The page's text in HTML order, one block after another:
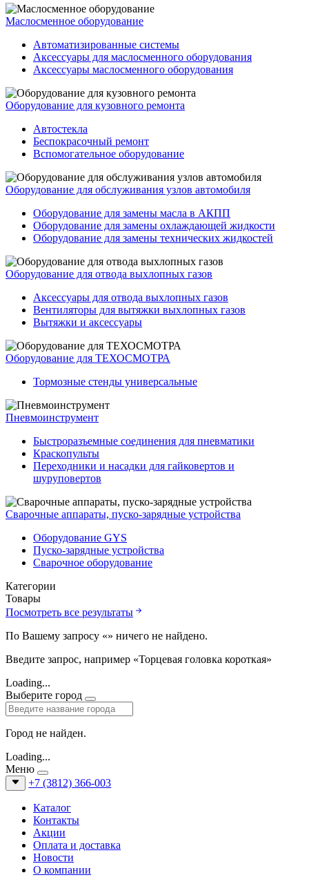
Маслосменное оборудование
Автоматизированные системы
Аксессуары для маслосменного оборудования
Аксессуары маслосменного оборудования
Оборудование для кузовного ремонта
Автостекла
Беспокрасочный ремонт
Вспомогательное оборудование
Оборудование для обслуживания узлов автомобиля
Оборудование для замены масла в АКПП
Оборудование для замены охлаждающей жидкости
Оборудование для замены технических жидкостей
Оборудование для отвода выхлопных газов
Аксессуары для отвода выхлопных газов
Вентиляторы для вытяжки выхлопных газов
Вытяжки и аксессуары
Оборудование для ТЕХОСМОТРА
Тормозные стенды универсальные
Пневмоинструмент
Быстроразъемные соединения для пневматики
Краскопульты
Переходники и насадки для гайковертов и
шуруповертов
Сварочные аппараты, пуско-зарядные устройства
Оборудование GYS
Пуско-зарядные устройства
Сварочное оборудование
Категории
Товары
Посмотреть все результаты
По Вашему запросу «» ничего не найдено.
Введите запрос, например «Торцевая головка короткая»
Loading...
Выберите город
Город не найден.
Loading...
Меню
+7 (3812) 366-003
Каталог
Контакты
Акции
Оплата и доставка
Новости
О компании